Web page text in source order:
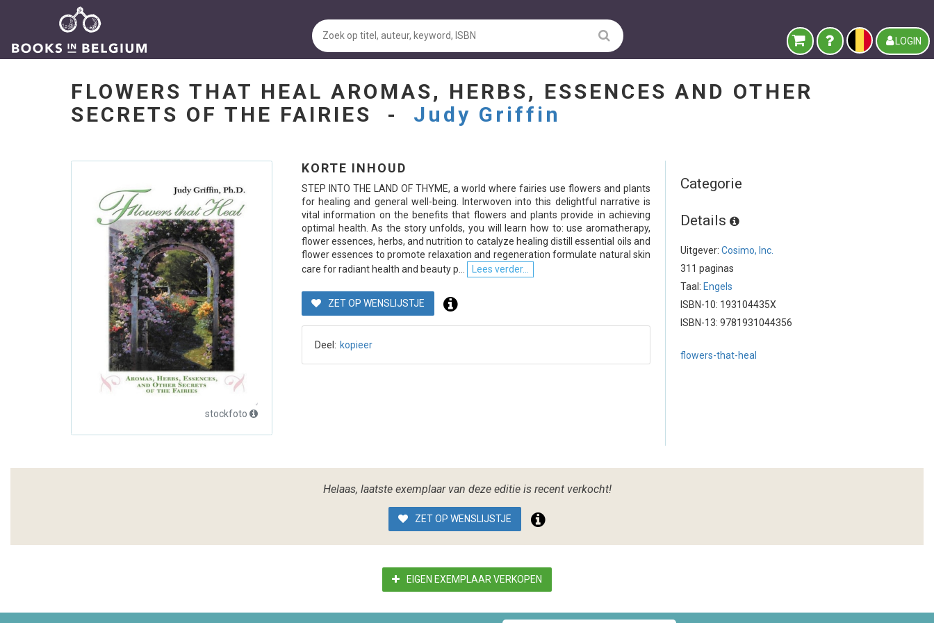
LOGIN
FLOWERS THAT HEAL AROMAS, HERBS, ESSENCES AND OTHER
SECRETS OF THE FAIRIES - Judy Griffin
stockfoto
KORTE INHOUD
STEP INTO THE LAND OF THYME, a world where fairies use flowers and plants
for healing and general well-being. Interwoven into this delightful narrative is
vital information on the benefits that flowers and plants provide in achieving
optimal health. As the story unfolds, you will learn how to: use aromatherapy,
flower essences, herbs, and nutrition to catalyze healing distill essential oils and
flower essences to promote relaxation and regeneration formulate natural skin
care for radiant health and beauty p...
Lees verder...
ZET OP WENSLIJSTJE
Deel: kopieer
Categorie
Details
Uitgever: Cosimo, Inc.
311 paginas
Taal: Engels
ISBN-10: 193104435X
ISBN-13: 9781931044356
flowers-that-heal
Helaas, laatste exemplaar van deze editie is recent verkocht!
ZET OP WENSLIJSTJE
EIGEN EXEMPLAAR VERKOPEN